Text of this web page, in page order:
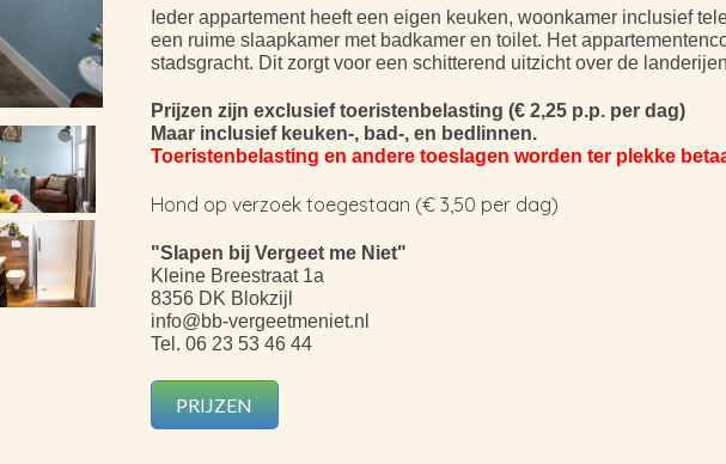
Ieder appartement heeft een eigen keuken, woonkamer inclusief
een ruime slaapkamer met badkamer en toilet. Het
stadsgracht. Dit zorgt voor een schitterend uitzicht over de
Prijzen zijn exclusief toeristenbelasting (€ 2,25 p.p. per dag)
Maar inclusief keuken-, bad-, en bedlinnen.
Toeristenbelasting en andere toeslagen worden ter plekke
Hond op verzoek toegestaan (€ 3,50 per dag)​
"Slapen bij Vergeet me Niet"
Kleine Breestraat 1a
8356 DK Blokzijl
info@bb-vergeetmeniet.nl
Tel. 06 23 53 46 44
PRIJZEN